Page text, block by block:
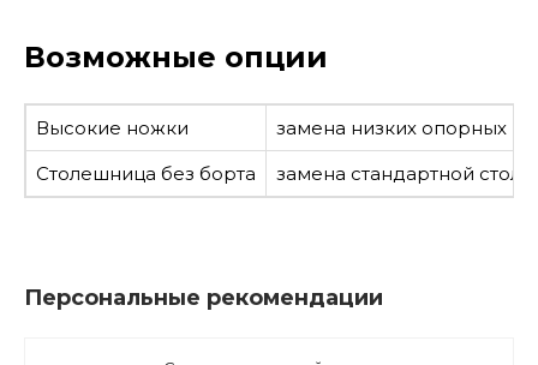
Возможные опции
Высокие ножки
замена низких опорных
Столешница без борта
замена стандартной
Персональные рекомендации